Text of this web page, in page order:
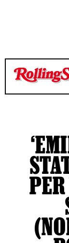
TEMPO DI
TEMPO DI
PER